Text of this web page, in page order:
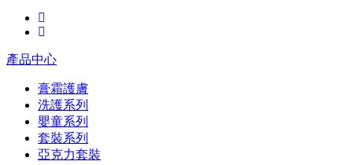
產品中心
膏霜護膚
洗護系列
嬰童系列
套裝系列
亞克力套裝